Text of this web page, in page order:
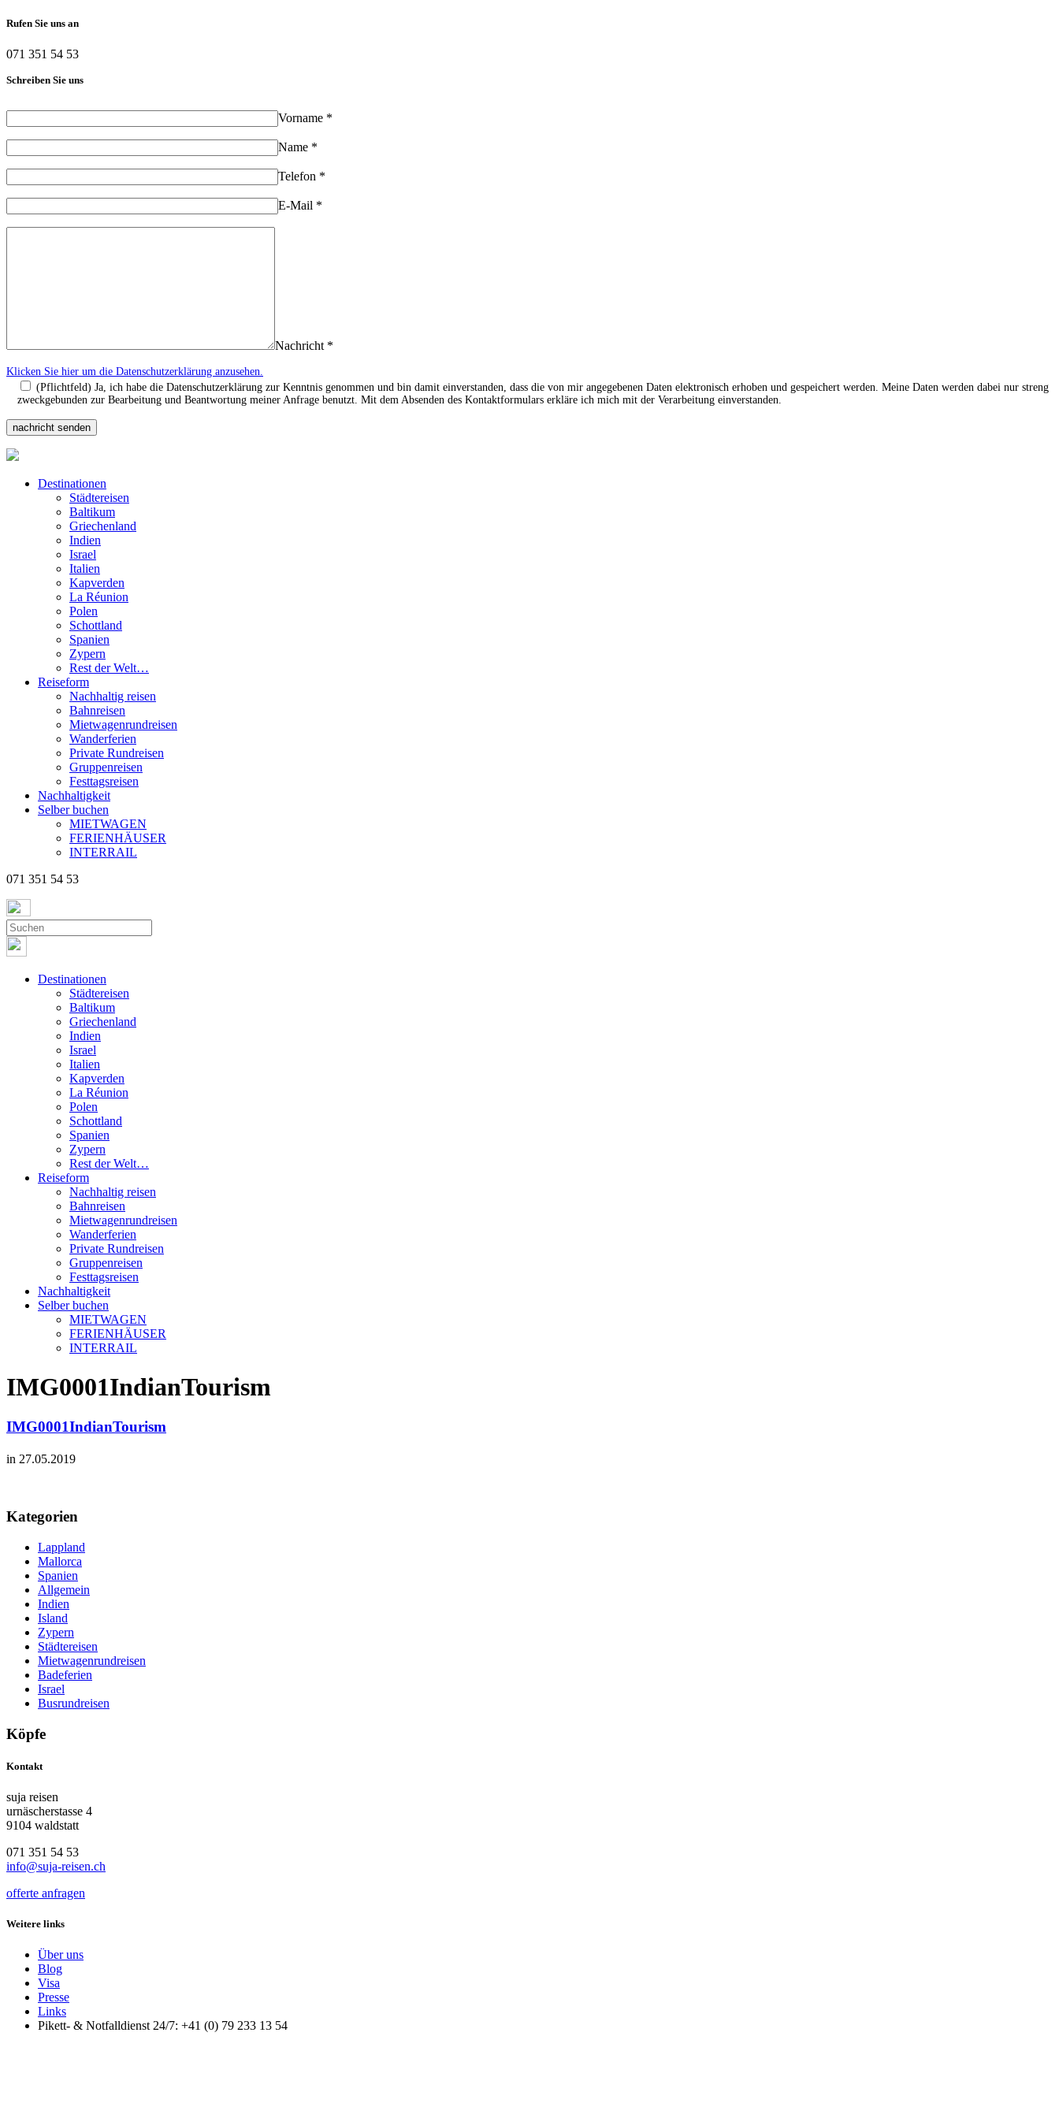
Rufen Sie uns an
071 351 54 53
Schreiben Sie uns
Vorname *
Name *
Telefon *
E-Mail *
Nachricht *
Klicken Sie hier um die Datenschutzerklärung anzusehen.
(Pflichtfeld) Ja, ich habe die Datenschutzerklärung zur Kenntnis genommen und bin damit einverstanden, dass die von mir angegebenen Daten elektronisch erhoben und gespeichert werden. Meine Daten werden dabei nur streng
zweckgebunden zur Bearbeitung und Beantwortung meiner Anfrage benutzt. Mit dem Absenden des Kontaktformulars erkläre ich mich mit der Verarbeitung einverstanden.
Destinationen
Städtereisen
Baltikum
Griechenland
Indien
Israel
Italien
Kapverden
La Réunion
Polen
Schottland
Spanien
Zypern
Rest der Welt…
Reiseform
Nachhaltig reisen
Bahnreisen
Mietwagenrundreisen
Wanderferien
Private Rundreisen
Gruppenreisen
Festtagsreisen
Nachhaltigkeit
Selber buchen
MIETWAGEN
FERIENHÄUSER
INTERRAIL
071 351 54 53
Destinationen
Städtereisen
Baltikum
Griechenland
Indien
Israel
Italien
Kapverden
La Réunion
Polen
Schottland
Spanien
Zypern
Rest der Welt…
Reiseform
Nachhaltig reisen
Bahnreisen
Mietwagenrundreisen
Wanderferien
Private Rundreisen
Gruppenreisen
Festtagsreisen
Nachhaltigkeit
Selber buchen
MIETWAGEN
FERIENHÄUSER
INTERRAIL
IMG0001IndianTourism
IMG0001IndianTourism
in 27.05.2019
Kategorien
Lappland
Mallorca
Spanien
Allgemein
Indien
Island
Zypern
Städtereisen
Mietwagenrundreisen
Badeferien
Israel
Busrundreisen
Köpfe
Kontakt
suja reisen
urnäscherstasse 4
9104 waldstatt
071 351 54 53
info@suja-reisen.ch
offerte anfragen
Weitere links
Über uns
Blog
Visa
Presse
Links
Pikett- & Notfalldienst 24/7: +41 (0) 79 233 13 54